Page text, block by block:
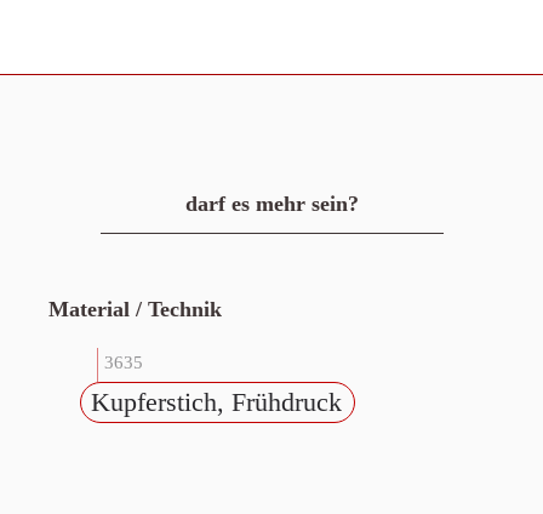
darf es mehr sein?
Material / Technik
3635
Kupferstich, Frühdruck